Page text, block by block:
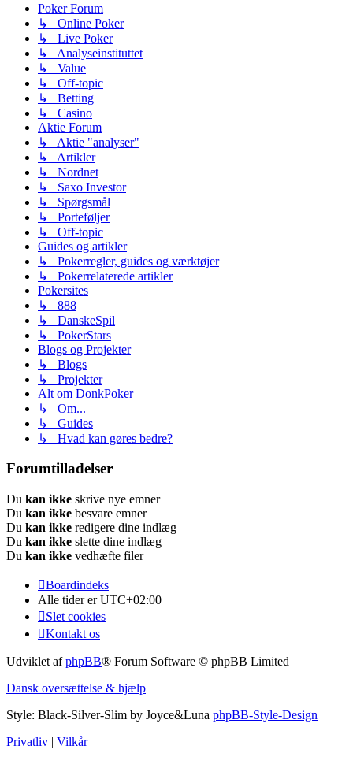
Poker Forum
↳ Online Poker
↳ Live Poker
↳ Analyseinstituttet
↳ Value
↳ Off-topic
↳ Betting
↳ Casino
Aktie Forum
↳ Aktie "analyser"
↳ Artikler
↳ Nordnet
↳ Saxo Investor
↳ Spørgsmål
↳ Porteføljer
↳ Off-topic
Guides og artikler
↳ Pokerregler, guides og værktøjer
↳ Pokerrelaterede artikler
Pokersites
↳ 888
↳ DanskeSpil
↳ PokerStars
Blogs og Projekter
↳ Blogs
↳ Projekter
Alt om DonkPoker
↳ Om...
↳ Guides
↳ Hvad kan gøres bedre?
Forumtilladelser
Du kan ikke skrive nye emner
Du kan ikke besvare emner
Du kan ikke redigere dine indlæg
Du kan ikke slette dine indlæg
Du kan ikke vedhæfte filer
Boardindeks
Alle tider erUTC+02:00
Slet cookies
Kontakt os
Udviklet afphpBB® Forum Software © phpBB Limited
Dansk oversættelse & hjælp
Style: Black-Silver-Slim by Joyce&Luna phpBB-Style-Design
Privatliv | Vilkår